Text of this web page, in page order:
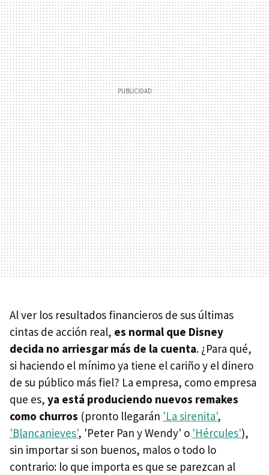
Al ver los resultados financieros de sus últimas
cintas de acción real, es normal que Disney
decida no arriesgar más de la cuenta. ¿Para qué,
si haciendo el mínimo ya tiene el cariño y el dinero
de su público más fiel? La empresa, como empresa
que es, ya está produciendo nuevos remakes
como churros (pronto llegarán 'La sirenita',
'Blancanieves', 'Peter Pan y Wendy' o 'Hércules'),
sin importar si son buenos, malos o todo lo
contrario: lo que importa es que se parezcan al